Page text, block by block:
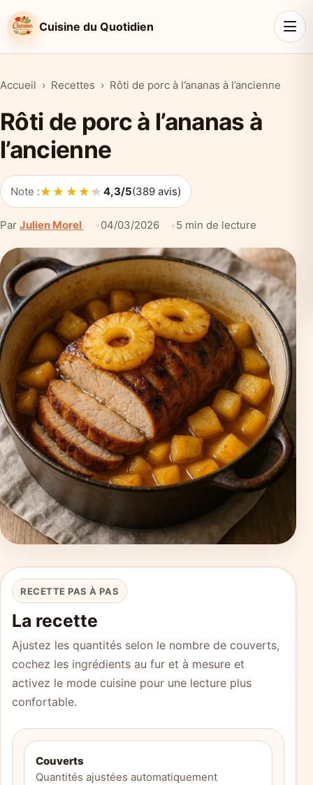
Cuisine du Quotidien
Accueil Recettes Rôti de porc à l’ananas à l’ancienne
Rôti de porc à l’ananas à
l’ancienne
Note :★★★★★
★★★★★4,3/5(389 avis)
Par Julien Morel 04/03/2026 5 min de lecture
RECETTE PAS À PAS
La recette
Ajustez les quantités selon le nombre de couverts,
cochez les ingrédients au fur et à mesure et
activez le mode cuisine pour une lecture plus
confortable.
Couverts
Quantités ajustées automatiquement